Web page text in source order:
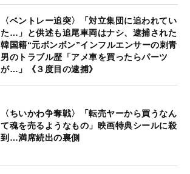
〈ベントレー追突〉「対立集団に追われてい
た…」と供述も追尾車両はナシ、逮捕された
韓国籍“元ボンボン”インフルエンサーの刺青
男のトラブル歴「アメ車を買ったらパーツ
が…」《３度目の逮捕》
〈ちいかわ争奪戦〉「転売ヤーから買うなん
て魂を売るようなもの」映画特典シールに殺
到…満席続出の裏側